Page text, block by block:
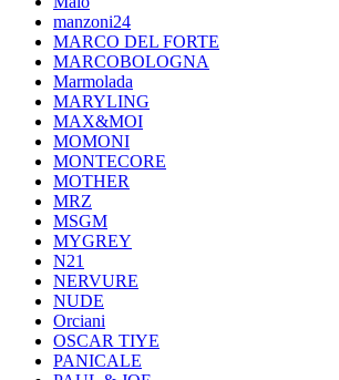
manzoni24
MARCO DEL FORTE
MARCOBOLOGNA
Marmolada
MARYLING
MAX&MOI
MOMONI
MONTECORE
MOTHER
MRZ
MSGM
MYGREY
N21
NERVURE
NUDE
Orciani
OSCAR TIYE
PANICALE